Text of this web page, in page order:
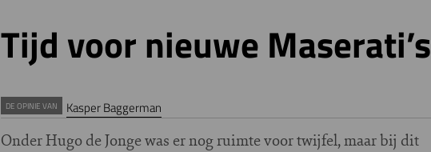
Tijd voor nieuwe Maserati’s
DE OPINIE VAN Kasper Baggerman
Onder Hugo de Jonge was er nog ruimte voor twijfel, maar bij dit